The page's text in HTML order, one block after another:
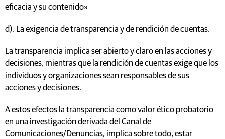
eficacia y su contenido»
d). La exigencia de transparencia y de rendición de cuentas.
La transparencia implica ser abierto y claro en las acciones y
decisiones, mientras que la rendición de cuentas exige que los
individuos y organizaciones sean responsables de sus
acciones y decisiones.
A estos efectos la transparencia como valor ético probatorio
en una investigación derivada del Canal de
Comunicaciones/Denuncias, implica sobre todo, estar